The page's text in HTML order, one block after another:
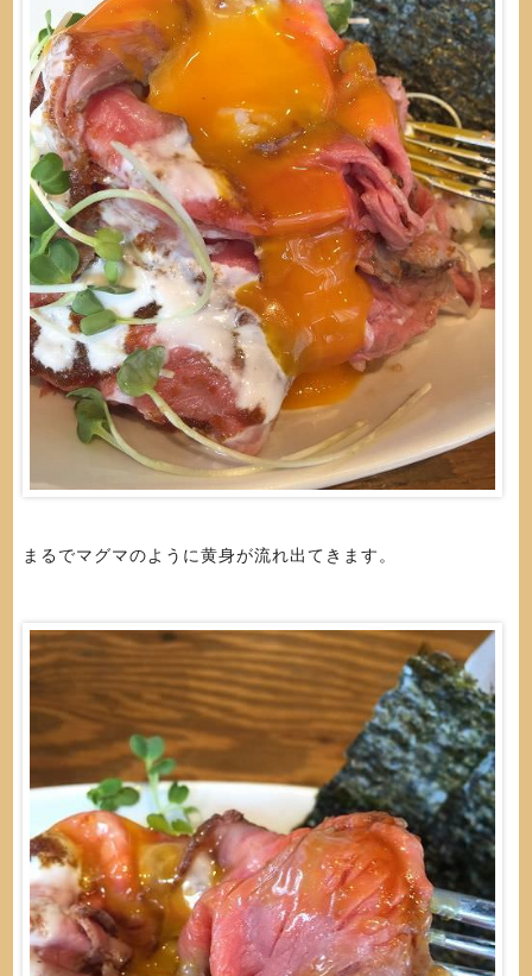
まるでマグマのように黄身が流れ出てきます。